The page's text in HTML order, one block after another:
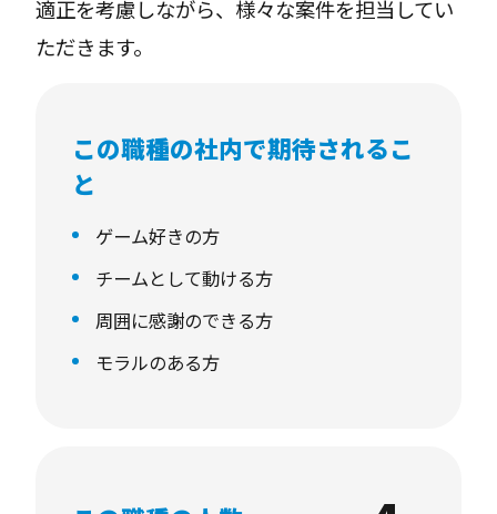
ー像だと感じています。
ている人
・年齢を重ねていてもこれからでしょうと思っ
ている人
そんな人が仲間になってくれたら嬉しいです。
適正を考慮しながら、様々な案件を担当してい
ただきます。
この職種の社内で期待されるこ
と
ゲーム好きの方
チームとして動ける方
周囲に感謝のできる方
モラルのある方